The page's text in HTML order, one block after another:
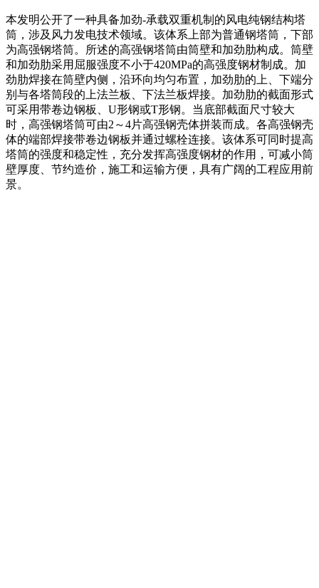
本发明公开了一种具备加劲-承载双重机制的风电纯钢结构塔
筒，涉及风力发电技术领域。该体系上部为普通钢塔筒，下部
为高强钢塔筒。所述的高强钢塔筒由筒壁和加劲肋构成。筒壁
和加劲肋采用屈服强度不小于420MPa的高强度钢材制成。加
劲肋焊接在筒壁内侧，沿环向均匀布置，加劲肋的上、下端分
别与各塔筒段的上法兰板、下法兰板焊接。加劲肋的截面形式
可采用带卷边钢板、U形钢或T形钢。当底部截面尺寸较大
时，高强钢塔筒可由2～4片高强钢壳体拼装而成。各高强钢壳
体的端部焊接带卷边钢板并通过螺栓连接。该体系可同时提高
塔筒的强度和稳定性，充分发挥高强度钢材的作用，可减小筒
壁厚度、节约造价，施工和运输方便，具有广阔的工程应用前
景。